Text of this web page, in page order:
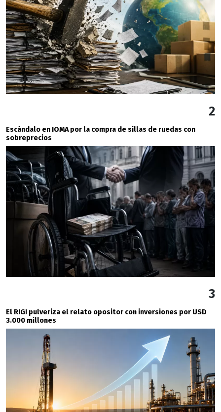
2
Escándalo en IOMA por la compra de sillas de ruedas con
sobreprecios
3
El RIGI pulveriza el relato opositor con inversiones por USD
3.000 millones